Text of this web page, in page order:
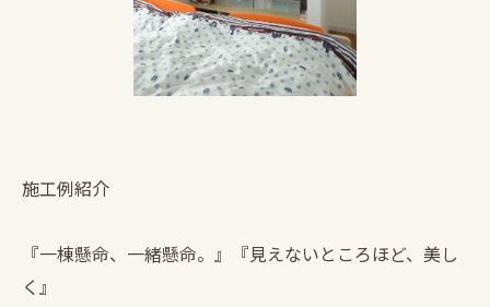
施工例紹介
『一棟懸命、一緒懸命。』『見えないところほど、美し
く』